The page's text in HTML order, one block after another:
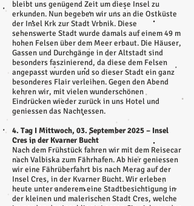
bleibt uns genügend Zeit um diese Insel zu
erkunden. Nun begeben wir uns an die Ostküste
der Insel Krk zur Stadt Vrbnik. Diese
sehenswerte Stadt wurde damals auf einem 49 m
hohen Felsen über dem Meer erbaut. Die Häuser,
Gassen und Durchgänge in der Altstadt sind
besonders faszinierend, da diese dem Felsen
angepasst wurden und so dieser Stadt ein ganz
besonderes Flair verleihen. Gegen den Abend
kehren wir, mit vielen wunderschönen
Eindrücken wieder zurück in uns Hotel und
geniessen das Nachtessen.
4. Tag I Mittwoch, 03. September 2025 – Insel
Cres in der Kvarner Bucht
Nach dem Frühstück fahren wir mit dem Reisecar
nach Valbiska zum Fährhafen. Ab hier geniessen
wir eine Fährüberfahrt bis nach Merag auf der
Insel Cres, in der Kvarner Bucht. Wir erleben
heute unter anderem eine Stadtbesichtigung in
der kleinen und malerischen Stadt Cres, welche